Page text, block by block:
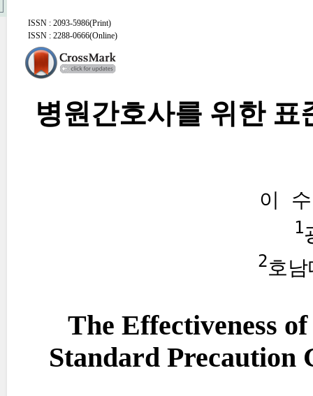
ISSN : 2093-5986(Print)
ISSN : 2288-0666(Online)
병원간호사를 위한
이
1
2호
The Effectiveness
Standard Precaution